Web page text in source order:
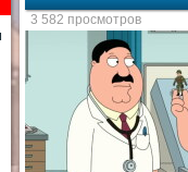
3 582 просмотров